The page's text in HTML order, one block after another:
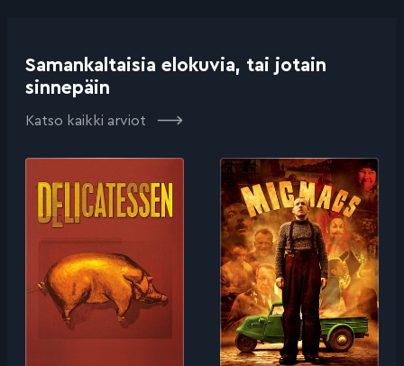
Samankaltaisia elokuvia, tai jotain
sinnepäin
Katso kaikki arviot